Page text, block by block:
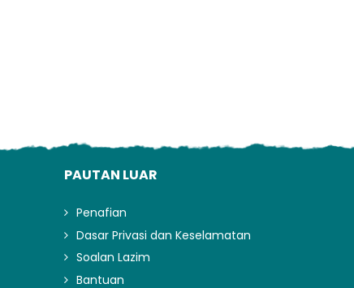
PAUTAN LUAR
Penafian
Dasar Privasi dan Keselamatan
Soalan Lazim
Bantuan